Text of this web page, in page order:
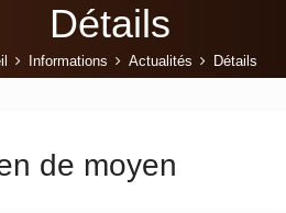
Détails
Informations Actualités Détails
de moyen